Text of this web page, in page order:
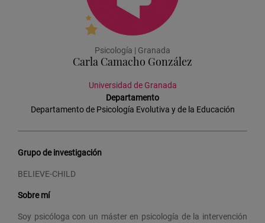
Psicología | Granada
Carla Camacho González
Universidad de Granada
Departamento
Departamento de Psicología Evolutiva y de la Educación
Grupo de investigación
BELIEVE-CHILD
Sobre mí
Soy psicóloga con un máster en psicología de la intervención